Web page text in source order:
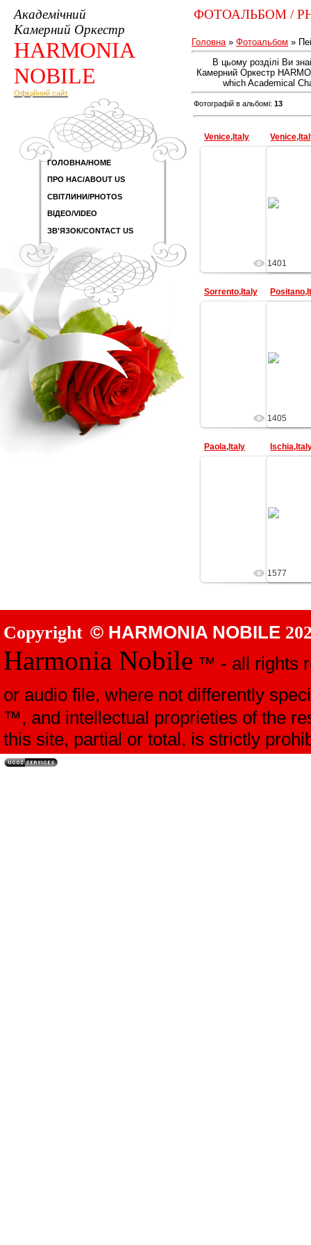
Академічний
Камерний Оркестр
HARMONIA
NOBILE
Офіційний сайт
ГОЛОВНА/HOME
ПРО НАС/ABOUT US
СВІТЛИНИ/PHOTOS
ВІДЕО/VIDEO
ЗВ'ЯЗОК/CONTACT US
ФОТОАЛЬБОМ /
Головна» Фотоальбом »
В цьому розділі Ви
Камерний Оркестр
which Academical
Фотографій в альбомі: 13
Venice,Italy
1401
Sorrento,Italy
1405
Paola,Italy
1577
Copyright © HARMONIA NOBILE
Harmonia Nobile ™ - all rights
or audio file, where not differently
™, and intellectual proprieties of the
this site, partial or total, is strictly